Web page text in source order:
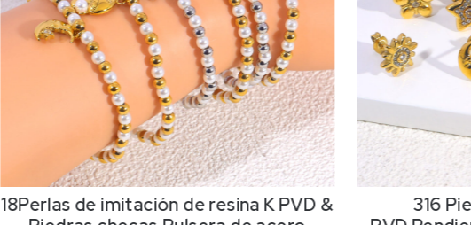
18Perlas de imitación de resina K PVD &
316